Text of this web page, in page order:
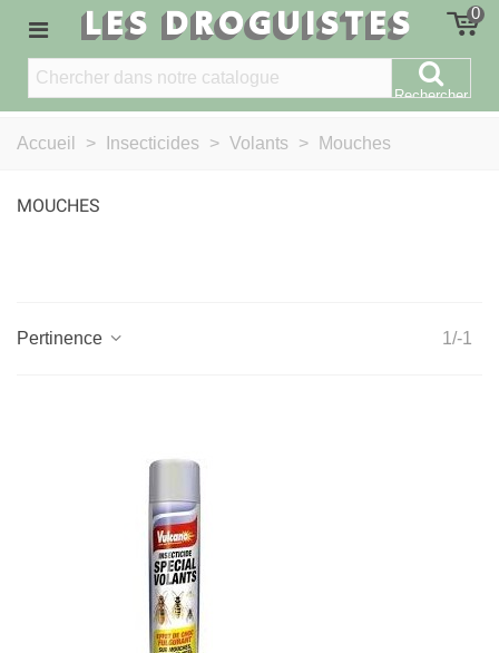
LES DROGUISTES 0
Rechercher
Accueil > Insecticides > Volants > Mouches
MOUCHES
Pertinence 1/-1